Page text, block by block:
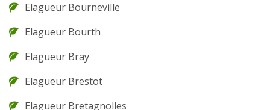
Elagueur Bourneville
Elagueur Bourth
Elagueur Bray
Elagueur Brestot
Elagueur Bretagnolles